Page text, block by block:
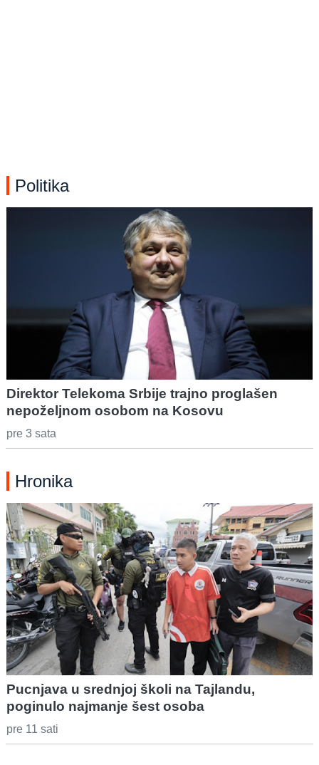
Politika
Direktor Telekoma Srbije trajno proglašen
nepoželjnom osobom na Kosovu
pre 3 sata
Hronika
Pucnjava u srednjoj školi na Tajlandu,
poginulo najmanje šest osoba
pre 11 sati